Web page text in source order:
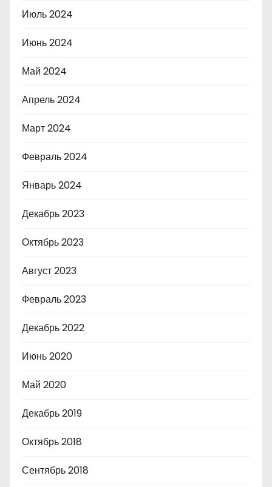
Июль 2024
Июнь 2024
Май 2024
Апрель 2024
Март 2024
Февраль 2024
Январь 2024
Декабрь 2023
Октябрь 2023
Август 2023
Февраль 2023
Декабрь 2022
Июнь 2020
Май 2020
Декабрь 2019
Октябрь 2018
Сентябрь 2018